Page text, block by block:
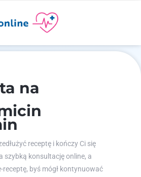
na
receptę i kończy Ci się
szybką konsultację online, a
receptę, byś mógł kontynuować